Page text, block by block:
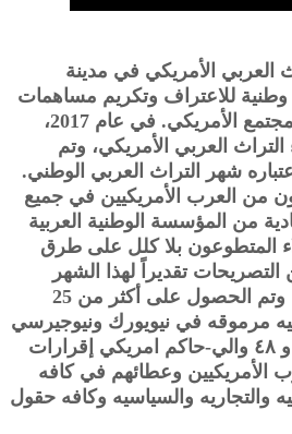
العربي الأمريكي في مدينة
للاعتراف وتكريم مساهمات
العرب الأمريكيين في المجتمع الأمريكي. في عام 2017،
العربي الأمريكي، وتم
شهر التراث العربي الوطني.
من العرب الأمريكيين في جميع
من المؤسسة الوطنية العربية
المتطوعون بلا كلل على طرق
التصريحات تقديراً لهذا الشهر
المهم. وبفضل جهودهم، وتم الحصول على أكثر من 25
مرموقه في نيويورك ونيوجيرسي
كما اصدر الرئيس بايدن و ٤٨ والي-حاكم امريكي إقرارات
الأمريكيين وعطائهم في كافه
والتجاريه والسياسيه وكافه حقول